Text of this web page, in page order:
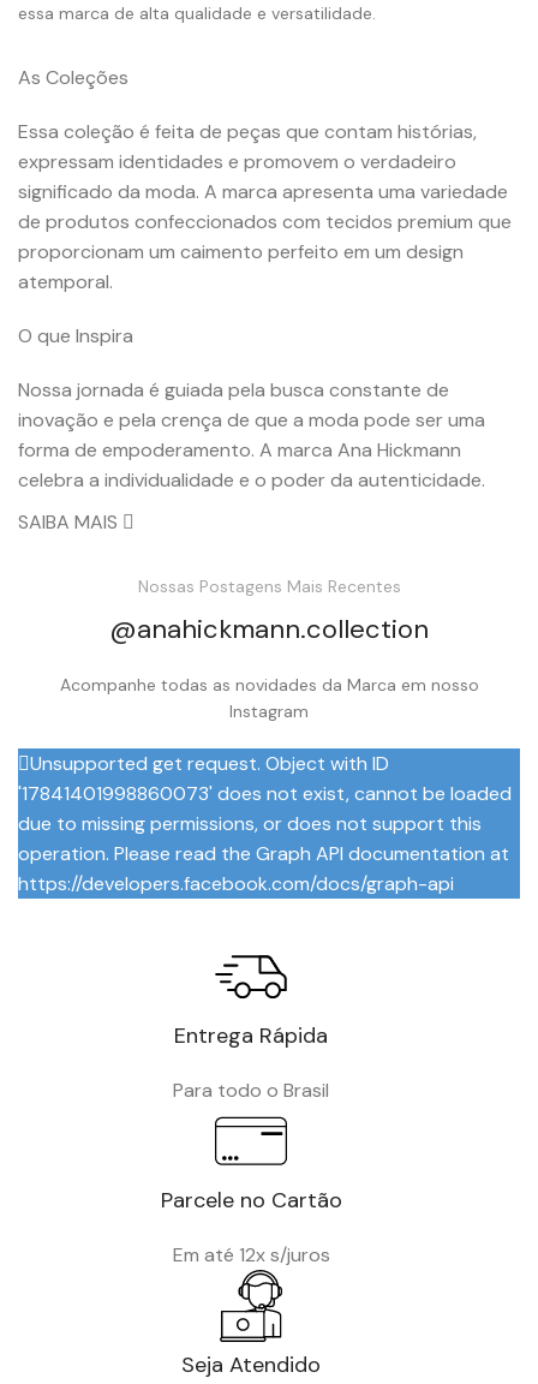
essa marca de alta qualidade e versatilidade.
As Coleções
Essa coleção é feita de peças que contam histórias,
expressam identidades e promovem o verdadeiro
significado da moda. A marca apresenta uma variedade
de produtos confeccionados com tecidos premium que
proporcionam um caimento perfeito em um design
atemporal.
O que Inspira
Nossa jornada é guiada pela busca constante de
inovação e pela crença de que a moda pode ser uma
forma de empoderamento. A marca Ana Hickmann
celebra a individualidade e o poder da autenticidade.
SAIBA MAIS
Nossas Postagens Mais Recentes
@anahickmann.collection
Acompanhe todas as novidades da Marca em nosso
Instagram
Unsupported get request. Object with ID
'17841401998860073' does not exist, cannot be loaded
due to missing permissions, or does not support this
operation. Please read the Graph API documentation at
https://developers.facebook.com/docs/graph-api
Entrega Rápida
Para todo o Brasil
Parcele no Cartão
Em até 12x s/juros
Seja Atendido